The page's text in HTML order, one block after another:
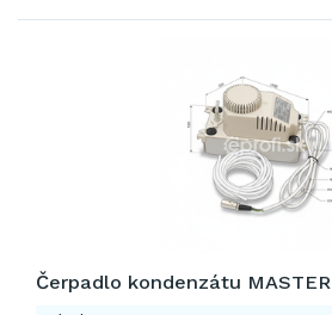
Čerpadlo kondenzátu MASTER